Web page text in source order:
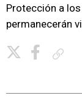
Protección a
permanecerán